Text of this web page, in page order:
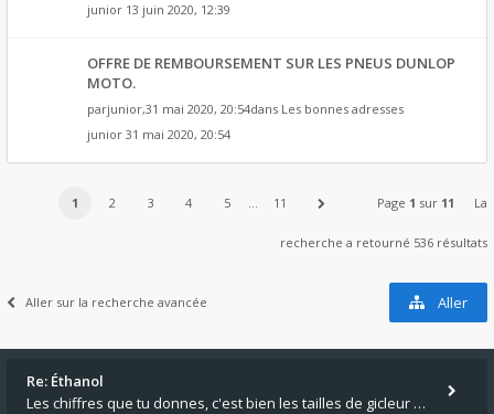
junior 13 juin 2020, 12:39
OFFRE DE REMBOURSEMENT SUR LES PNEUS DUNLOP
MOTO.
parjunior,31 mai 2020, 20:54dans Les bonnes adresses
junior 31 mai 2020, 20:54
1 2 3 4 5 … 11 Page 1 sur 11 La
recherche a retourné 536 résultats
Aller sur la recherche avancée Aller
Re: Éthanol
Les chiffres que tu donnes, c'est bien les tailles de gicleur ? Par contre tes "-2 tours" à quoi correspondent t'ils ?